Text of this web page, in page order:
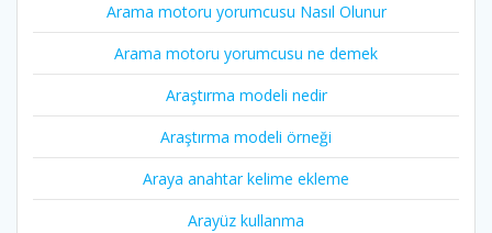
Arama motoru yorumcusu Nasıl Olunur
Arama motoru yorumcusu ne demek
Araştırma modeli nedir
Araştırma modeli örneği
Araya anahtar kelime ekleme
Arayüz kullanma